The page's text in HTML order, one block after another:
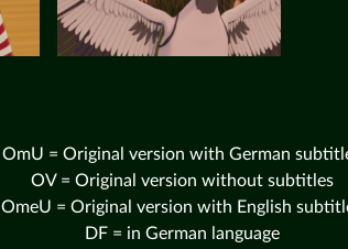
OmU = Original version with German
OV = Original version without subtitles
OmeU = Original version with English
DF = in German language